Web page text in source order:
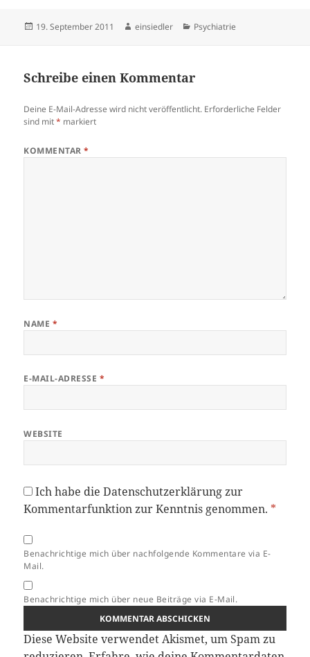
Veröffentlicht
19. September 2011 Autor
einsiedler Kategorien
Psychiatrie
Schreibe einen Kommentar
Deine E-Mail-Adresse wird nicht veröffentlicht. Erforderliche Felder
sind mit* markiert
KOMMENTAR*
NAME *
E-MAIL-ADRESSE *
WEBSITE
Ich habe dieDatenschutzerklärungzur
Kommentarfunktion zur Kenntnis genommen. *
Benachrichtige mich über nachfolgende Kommentare via E-
Mail.
Benachrichtige mich über neue Beiträge via E-Mail.
Diese Website verwendet Akismet, um Spam zu